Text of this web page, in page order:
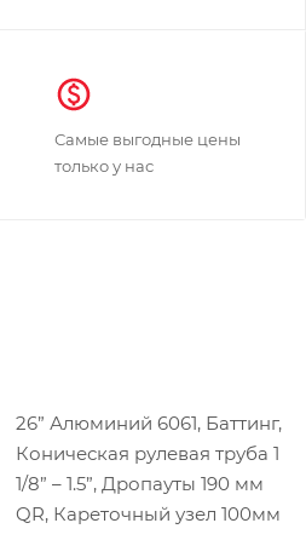
Самые выгодные цены
только у нас
26” Алюминий 6061, Баттинг,
Коническая рулевая труба 1
1/8” – 1.5”, Дропауты 190 мм
QR, Кареточный узел 100мм